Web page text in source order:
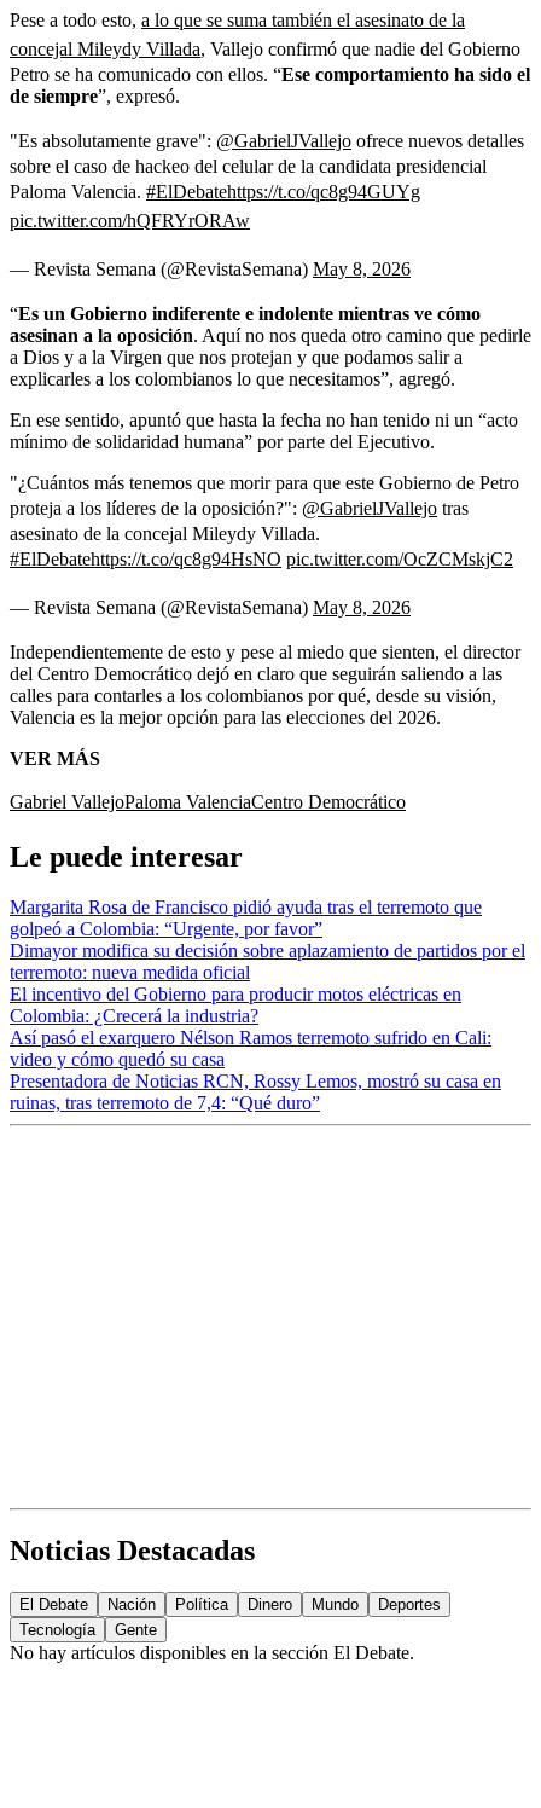
Pese a todo esto, a lo que se suma también el asesinato de la
concejal Mileydy Villada, Vallejo confirmó que nadie del Gobierno
Petro se ha comunicado con ellos. “Ese comportamiento ha sido el
de siempre”, expresó.
"Es absolutamente grave": @GabrielJVallejo ofrece nuevos detalles
sobre el caso de hackeo del celular de la candidata presidencial
Paloma Valencia. #ElDebatehttps://t.co/qc8g94GUYg
pic.twitter.com/hQFRYrORAw
— Revista Semana (@RevistaSemana) May 8, 2026
“Es un Gobierno indiferente e indolente mientras ve cómo
asesinan a la oposición. Aquí no nos queda otro camino que pedirle
a Dios y a la Virgen que nos protejan y que podamos salir a
explicarles a los colombianos lo que necesitamos”, agregó.
En ese sentido, apuntó que hasta la fecha no han tenido ni un “acto
mínimo de solidaridad humana” por parte del Ejecutivo.
"¿Cuántos más tenemos que morir para que este Gobierno de Petro
proteja a los líderes de la oposición?": @GabrielJVallejo tras
asesinato de la concejal Mileydy Villada.
#ElDebatehttps://t.co/qc8g94HsNO pic.twitter.com/OcZCMskjC2
— Revista Semana (@RevistaSemana) May 8, 2026
Independientemente de esto y pese al miedo que sienten, el director
del Centro Democrático dejó en claro que seguirán saliendo a las
calles para contarles a los colombianos por qué, desde su visión,
Valencia es la mejor opción para las elecciones del 2026.
VER MÁS
Gabriel VallejoPaloma ValenciaCentro Democrático
Le puede interesar
Margarita Rosa de Francisco pidió ayuda tras el terremoto que
golpeó a Colombia: “Urgente, por favor”
Dimayor modifica su decisión sobre aplazamiento de partidos por el
terremoto: nueva medida oficial
El incentivo del Gobierno para producir motos eléctricas en
Colombia: ¿Crecerá la industria?
Así pasó el exarquero Nélson Ramos terremoto sufrido en Cali:
video y cómo quedó su casa
Presentadora de Noticias RCN, Rossy Lemos, mostró su casa en
ruinas, tras terremoto de 7,4: “Qué duro”
Noticias Destacadas
El Debate Nación Política Dinero Mundo
Deportes
Tecnología
Gente
No hay artículos disponibles en la sección El Debate.